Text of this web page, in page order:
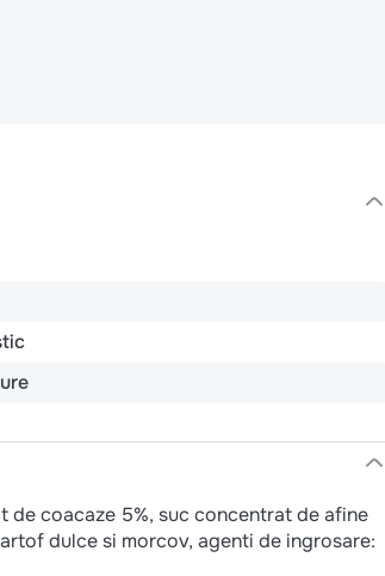
de coacaze 5%, suc concentrat de afine
dulce si morcov, agenti de ingrosare: